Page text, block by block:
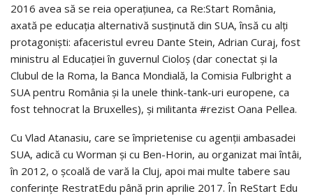
2016 avea să se reia ope­raţiunea, ca Re:Start România,
axată pe educaţia alternativă susţinută din SUA, însă cu alţi
protagonişti: afaceristul evreu Dante Stein, Adrian Curaj, fost
ministru al Educaţiei în guvernul Cioloş (dar conectat şi la
Clubul de la Roma, la Banca Mondială, la Comisia Fulbright a
SUA pentru România şi la unele think-tank-uri europene, ca
fost tehnocrat la Bruxelles), şi mili­tan­ta #rezist Oana Pellea.
Cu Vlad Atanasiu, care se împrietenise cu agenţii ambasadei
SUA, adică cu Worman şi cu Ben-Horin, au organizat mai întâi,
în 2012, o şcoală de vară la Cluj, apoi mai multe tabere sau
conferinţe RestratEdu până prin aprilie 2017. În ReStart Edu